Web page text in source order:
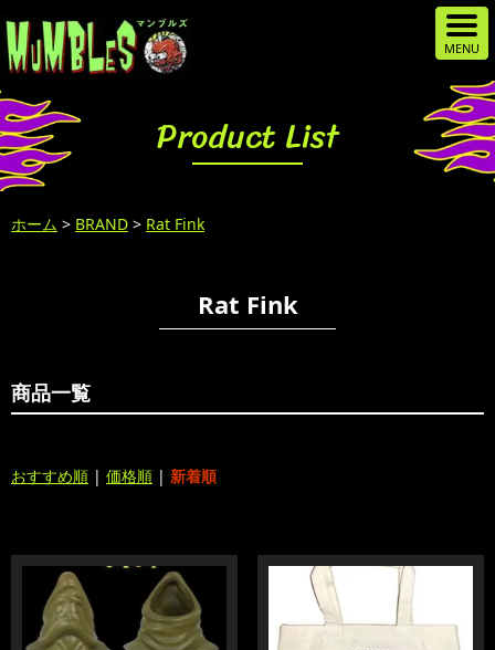
Product List
ホーム > BRAND > Rat Fink
Rat Fink
商品一覧
おすすめ順 | 価格順 | 新着順